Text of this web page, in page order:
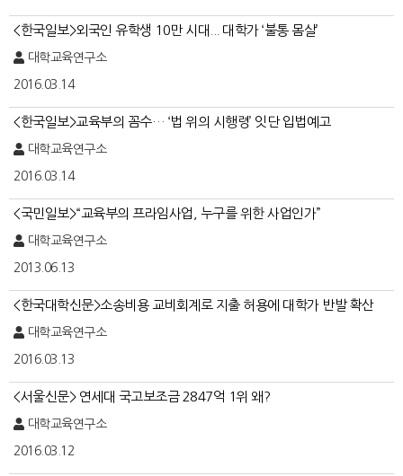
<한국일보>외국인 유학생 10만 시대... 대학가 ‘불통 몸살’
대학교육연구소
2016.03.14
<한국일보>교육부의 꼼수… ‘법 위의 시행령’ 잇단 입법예고
대학교육연구소
2016.03.14
<국민일보>“교육부의 프라임사업, 누구를 위한 사업인가”
대학교육연구소
2013.06.13
<한국대학신문>소송비용 교비회계로 지출 허용에 대학가 반발 확산
대학교육연구소
2016.03.13
<서울신문> 연세대 국고보조금 2847억 1위 왜?
대학교육연구소
2016.03.12